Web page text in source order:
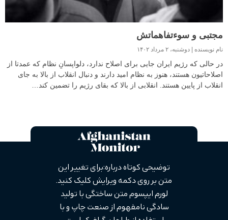
مجتبی و سوءتفاهماتش
نام نویسنده دوشنبه، ۲ مرداد ۱۴۰۲
در حالی که رژیم ایران جایی برای اصلاح ندارد، دلواپسانِ نظام که عمدتا از
اصلاحاتیون هستند، هنوز به نظام امید دارند و دنبال انقلاب از بالا به جای
انقلاب از پایین هستند. انقلابی از بالا که بقای رژیم را تضمین کند…
توضیحی کوتاه درباره: برای تغییر این
متن بر روی دکمه ویرایش کلیک کنید.
لورم ایپسوم متن ساختگی با تولید
سادگی نامفهوم از صنعت چاپ و با